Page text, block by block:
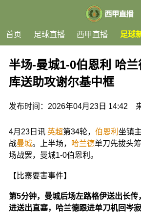
首页 足球直播 西甲直播 足球
半场-曼城1-0伯恩利 哈
库送助攻谢尔基中框
发布时间：2026年04月23日 14:42
4月23日讯 英超第34轮， 伯恩利 坐镇
战曼城。上半场， 哈兰德单刀先拔头
场战罢，曼城1-0伯恩利。
【比寨要害事件】
第5分钟，曼城后场左路格伊送出长传
进送出直塞，哈兰德跟进单刀机回岑